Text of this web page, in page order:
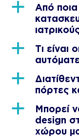
a
Από ποια
a
Τι είναι
a
πόρτες
a
Μπορεί
design
χώρου